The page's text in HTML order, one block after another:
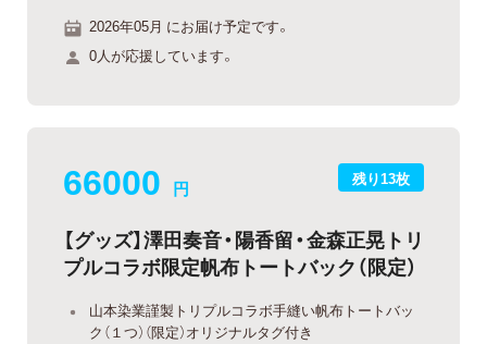
2026年05月 にお届け予定です。
0人が応援しています。
残り13枚
66000 円
【グッズ】澤田奏音・陽香留・金森正晃トリ
プルコラボ限定帆布トートバック（限定）
山本染業謹製トリプルコラボ手縫い帆布トートバッ
ク（１つ）（限定）オリジナルタグ付き